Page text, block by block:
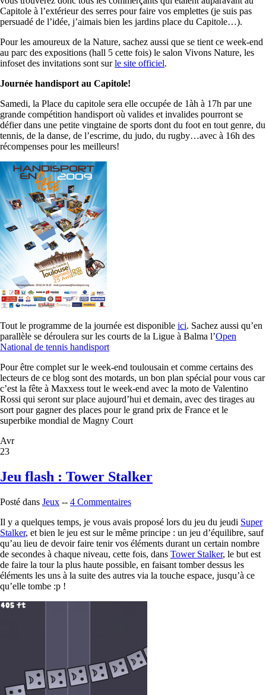
Capitole à l’extérieur des serres pour faire vos emplettes (je suis pas
persuadé de l’idée, j’aimais bien les jardins place du Capitole…).
Pour les amoureux de la Nature, sachez aussi que se tient ce week-end
au parc des expositions (hall 5 cette fois) le salon Vivons Nature, les
infoset des invitations sont surle site officiel.
Journée handisport au Capitole!
Samedi, la Place du capitole sera elle occupée de 1àh à 17h par une
grande compétition handisport où valides et invalides pourront se
défier dans une petite vingtaine de sports dont du foot en tout genre, du
tennis, de la danse, de l’escrime, du judo, du rugby…avec à 16h des
récompenses pour les meilleurs!
Tout le programme de la journée est disponible ici. Sachez aussi qu’en
parallèle se déroulera sur les courts de la Ligue à Balma l’Open
National de tennis handisport
Pour être complet sur le week-end toulousain et comme certains des
lecteurs de ce blog sont des motards, un bon plan spécial pour vous car
c’est la fête à Maxxess tout le week-end avec la moto de Valentino
Rossi qui seront sur place aujourd’hui et demain, avec des tirages au
sort pour gagner des places pour le grand prix de France et le
superbike mondial de Magny Court
Avr
23
Jeu flash : Tower Stalker
Posté dans Jeux -- 4 Commentaires
Il y a quelques temps, je vous avais proposé lors du jeu du jeudi Super
Stalker, et bien le jeu est sur le même principe : un jeu d’équilibre, sauf
qu’au lieu de devoir faire tenir vos éléments durant un certain nombre
de secondes à chaque niveau, cette fois, dans Tower Stalker, le but est
de faire la tour la plus haute possible, en faisant tomber dessus les
éléments les uns à la suite des autres via la touche espace, jusqu’à ce
qu’elle tombe :p !